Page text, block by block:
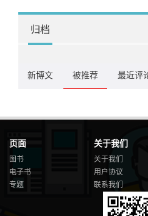
归档
新博文 被推荐 最近评
页面
图书
电子书
专题
关于我们
关于我们
用户协议
联系我们